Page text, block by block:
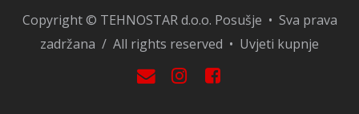
Copyright © TEHNOSTAR d.o.o. Posušje • Sva prava
zadržana / All rights reserved • Uvjeti kupnje